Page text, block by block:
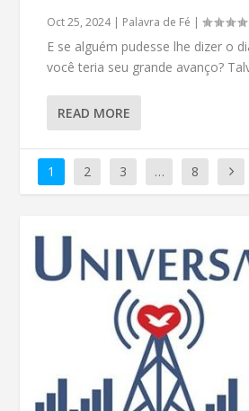
Oct 25, 2024| Palavra de Fé |
E se alguém pudesse lhe dizer o
você teria seu grande avanço?
READ MORE
1 2 3 … 8